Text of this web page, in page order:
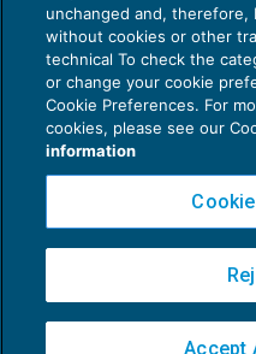
Copyright 2016 ©
Piazza Luigi Einaudi,
unchanged and,
without cookies or other
technical To check the
or change your cookie
Cookie Preferences. For
cookies, please see our
information
Accept